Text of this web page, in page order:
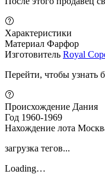
Характеристики
Материал Фарфор
Изготовитель Royal
Перейти, чтобы узнать
Происхождение Дания
Год 1960-1969
Нахождение лота
загрузка тегов...
Loading…